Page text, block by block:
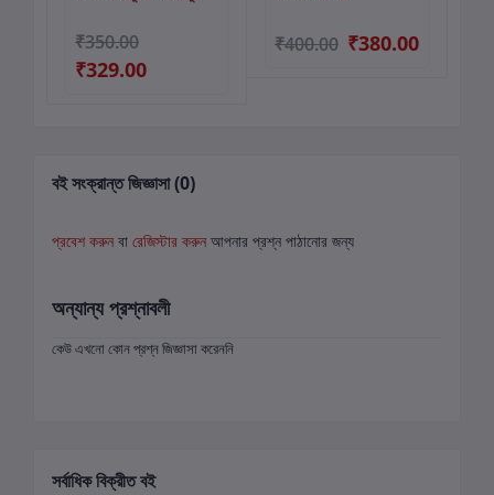
₹350.00
₹329.00
₹400.00 ₹380.00
বই সংক্রান্ত জিজ্ঞাসা (0)
প্রবেশ করুন বা রেজিস্টার করুন আপনার প্রশ্ন পাঠানোর জন্য
অন্যান্য প্রশ্নাবলী
কেউ এখনো কোন প্রশ্ন জিজ্ঞাসা করেননি
সর্বাধিক বিক্রীত বই